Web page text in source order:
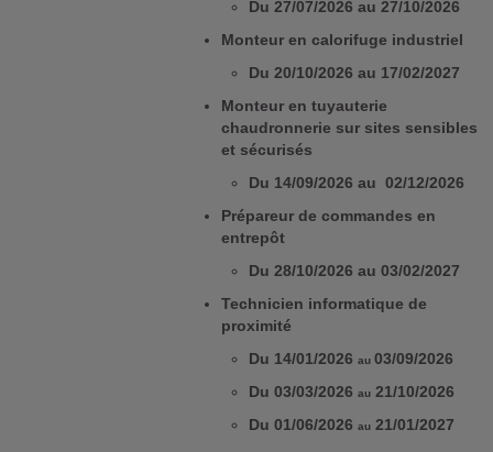
Du 27/07/2026 au 27/10/2026
Monteur en calorifuge industriel
Du 20/10/2026 au 17/02/2027
Monteur en tuyauterie
chaudronnerie sur sites sensibles
et sécurisés
Du 14/09/2026 au 02/12/2026
Prépareur de commandes en
entrepôt
Du 28/10/2026 au 03/02/2027
Technicien informatique de
proximité
Du 14/01/2026au03/09/2026
Du 03/03/2026au 21/10/2026
Du 01/06/2026au 21/01/2027